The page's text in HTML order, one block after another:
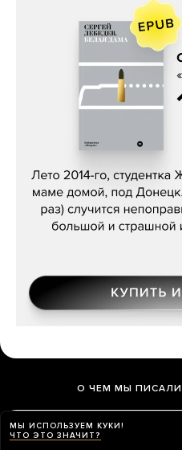
Сергей
О ЧЕМ МЫ
МЫ ИСПОЛЬЗУЕМ КУКИ!
ЧТО ЭТО ЗНАЧИТ?